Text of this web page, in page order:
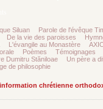
Siluan
Parole de l'évêque
De la vie des paroisses
L'évangile au Monastère
Poèmes
Témoignages
Dumitru Stăniloae
Un père a
de philosophie
chrétienne